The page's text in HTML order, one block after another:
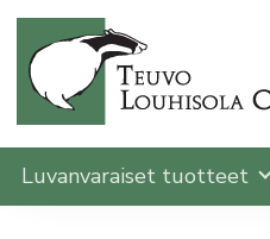
Luvanvaraiset tuotteet